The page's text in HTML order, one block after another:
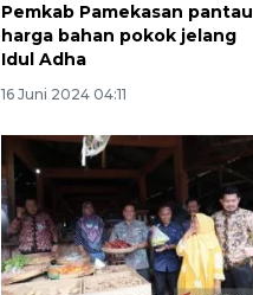
Pemkab Pamekasan pantau
harga bahan pokok jelang
Idul Adha
16 Juni 2024 04:11